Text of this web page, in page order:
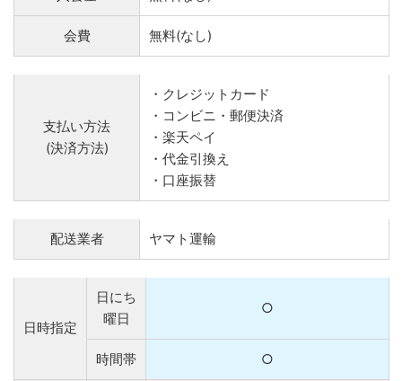
会費 無料(なし)
支払い方法
(決済方法)
・クレジットカード
・コンビニ・郵便決済
・楽天ペイ
・代金引換え
・口座振替
配送業者 ヤマト運輸
日時指定
日にち
曜日
○
時間帯 ○